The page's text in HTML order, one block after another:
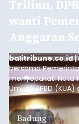
Triliun,
wanti
Anggaran
balitribune.co.id |
bersama
menyepakati Nota
Umum APBD
Sementara (PPAS)
rapat paripurna
Badung, Kamis (6/
Badung